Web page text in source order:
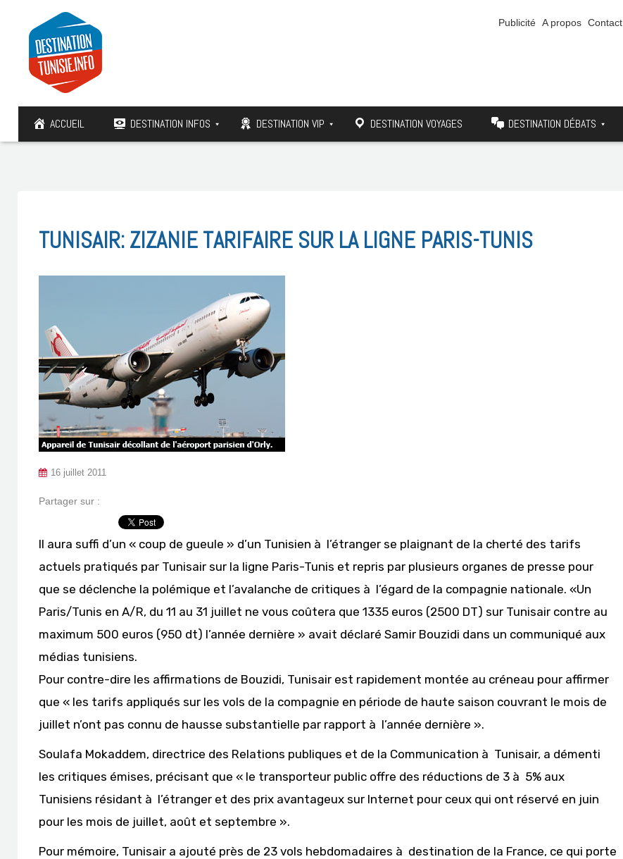
Publicité A propos Contact
ACCUEIL DESTINATION INFOS DESTINATION VIP DESTINATION VOYAGES DESTINATION DÉBATS
TUNISAIR: ZIZANIE TARIFAIRE SUR LA LIGNE PARIS-TUNIS
16 juillet 2011
Partager sur :
Il aura suffi d’un « coup de gueule » d’un Tunisien à l’étranger se plaignant de la cherté des tarifs
actuels pratiqués par Tunisair sur la ligne Paris-Tunis et repris par plusieurs organes de presse pour
que se déclenche la polémique et l’avalanche de critiques à l’égard de la compagnie nationale. «Un
Paris/Tunis en A/R, du 11 au 31 juillet ne vous coûtera que 1335 euros (2500 DT) sur Tunisair contre au
maximum 500 euros (950 dt) l’année dernière » avait déclaré Samir Bouzidi dans un communiqué aux
médias tunisiens.
Pour contre-dire les affirmations de Bouzidi, Tunisair est rapidement montée au créneau pour affirmer
que « les tarifs appliqués sur les vols de la compagnie en période de haute saison couvrant le mois de
juillet n’ont pas connu de hausse substantielle par rapport à l’année dernière ».
Soulafa Mokaddem, directrice des Relations publiques et de la Communication à Tunisair, a démenti
les critiques émises, précisant que « le transporteur public offre des réductions de 3 à 5% aux
Tunisiens résidant à l’étranger et des prix avantageux sur Internet pour ceux qui ont réservé en juin
pour les mois de juillet, août et septembre ».
Pour mémoire, Tunisair a ajouté près de 23 vols hebdomadaires à destination de la France, ce qui porte